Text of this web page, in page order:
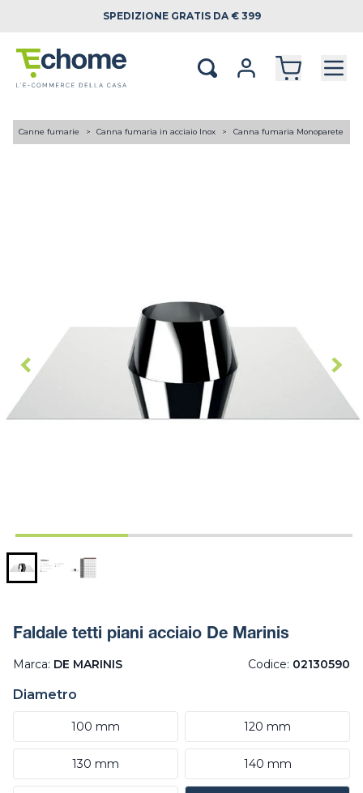
SPEDIZIONE GRATIS DA € 399
Canne fumarie Canna fumaria in acciaio Inox Canna fumaria Monoparete
Faldale tetti piani acciaio De Marinis
Marca: DE MARINIS Codice: 02130590
Diametro
100 mm 120 mm
130 mm 140 mm